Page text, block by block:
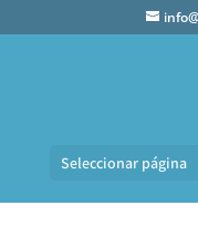
Seleccionar página